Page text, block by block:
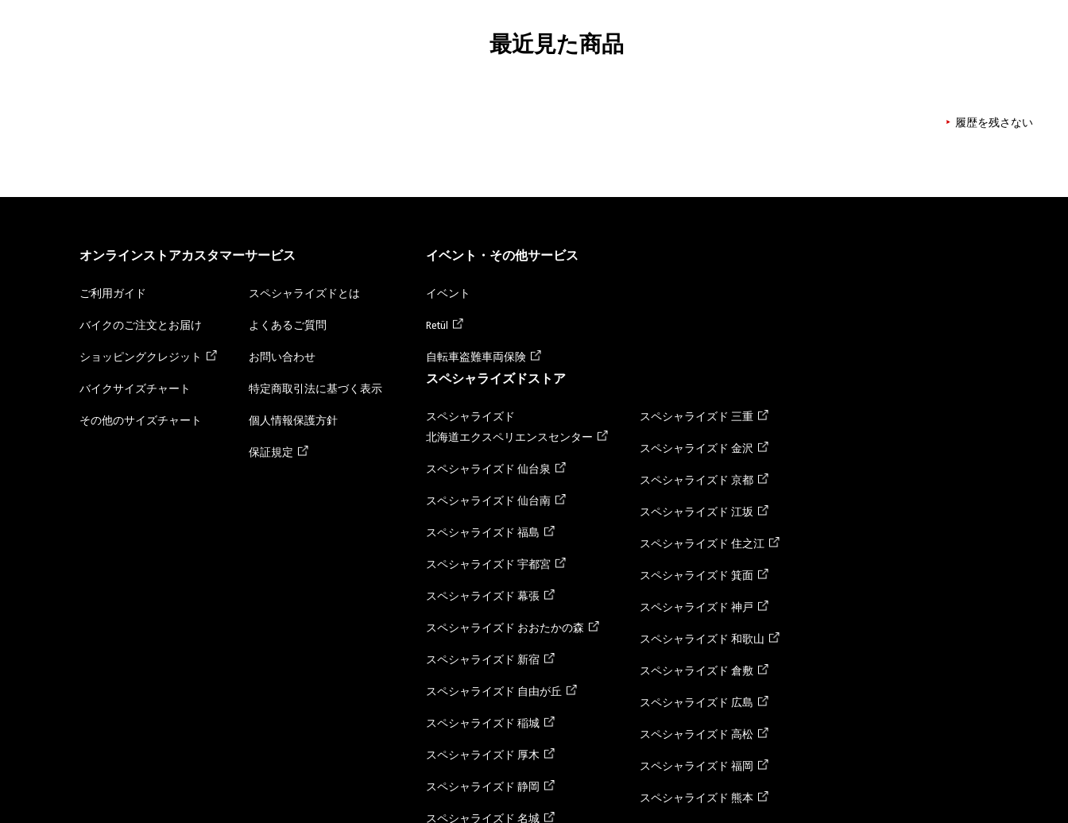
最近見た商品
履歴を残さない
オンラインストアカスタマーサービス
ご利用ガイド
バイクのご注文とお届け
ショッピングクレジット
バイクサイズチャート
その他のサイズチャート
スペシャライズドとは
よくあるご質問
お問い合わせ
特定商取引法に基づく表示
個人情報保護方針
保証規定
イベント・その他サービス
イベント
Retül
自転車盗難車両保険
スペシャライズドストア
スペシャライズド
北海道エクスペリエンスセンター
スペシャライズド 仙台泉
スペシャライズド 仙台南
スペシャライズド 福島
スペシャライズド 宇都宮
スペシャライズド 幕張
スペシャライズド おおたかの森
スペシャライズド 新宿
スペシャライズド 自由が丘
スペシャライズド 稲城
スペシャライズド 厚木
スペシャライズド 静岡
スペシャライズド 名城
スペシャライズド 三重
スペシャライズド 金沢
スペシャライズド 京都
スペシャライズド 江坂
スペシャライズド 住之江
スペシャライズド 箕面
スペシャライズド 神戸
スペシャライズド 和歌山
スペシャライズド 倉敷
スペシャライズド 広島
スペシャライズド 高松
スペシャライズド 福岡
スペシャライズド 熊本